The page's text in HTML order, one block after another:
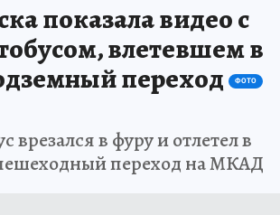
показала видео с
влетевшем в
переход
ФОТО
врезался в фуру и отлетел в
переход на МКАД